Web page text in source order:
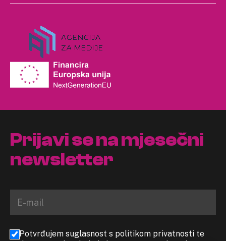
Prijavi se na mjesečni
newsletter
Potvrđujem suglasnost s politikom privatnosti te